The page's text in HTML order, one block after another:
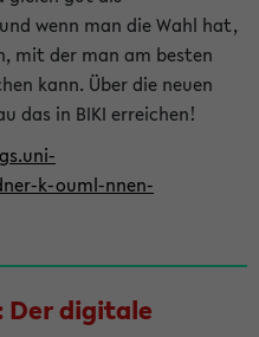
wenn man die Wahl hat,
mit der man am besten
kann. Über die neuen
das in BIKI erreichen!
k-ouml-nnen-
Der digitale